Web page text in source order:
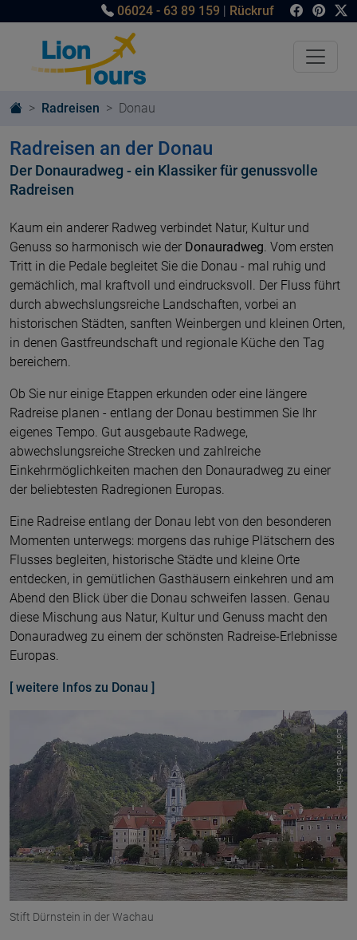
06024 - 63 89 159 | Rückruf
Radreisen Donau
Radreisen an der Donau
Der Donauradweg - ein Klassiker für genussvolle
Radreisen
Kaum ein anderer Radweg verbindet Natur, Kultur und
Genuss so harmonisch wie der Donauradweg. Vom ersten
Tritt in die Pedale begleitet Sie die Donau - mal ruhig und
gemächlich, mal kraftvoll und eindrucksvoll. Der Fluss führt
durch abwechslungsreiche Landschaften, vorbei an
historischen Städten, sanften Weinbergen und kleinen Orten,
in denen Gastfreundschaft und regionale Küche den Tag
bereichern.
Ob Sie nur einige Etappen erkunden oder eine längere
Radreise planen - entlang der Donau bestimmen Sie Ihr
eigenes Tempo. Gut ausgebaute Radwege,
abwechslungsreiche Strecken und zahlreiche
Einkehrmöglichkeiten machen den Donauradweg zu einer
der beliebtesten Radregionen Europas.
Eine Radreise entlang der Donau lebt von den besonderen
Momenten unterwegs: morgens das ruhige Plätschern des
Flusses begleiten, historische Städte und kleine Orte
entdecken, in gemütlichen Gasthäusern einkehren und am
Abend den Blick über die Donau schweifen lassen. Genau
diese Mischung aus Natur, Kultur und Genuss macht den
Donauradweg zu einem der schönsten Radreise-Erlebnisse
Europas.
[ weitere Infos zu Donau ]
Stift Dürnstein in der Wachau
© Lion Tours GmbH